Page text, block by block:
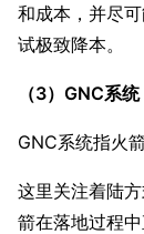
和成本，并尽
试极致降本。
（3）GNC系统
GNC系统指火
这里关注着陆
箭在落地过程